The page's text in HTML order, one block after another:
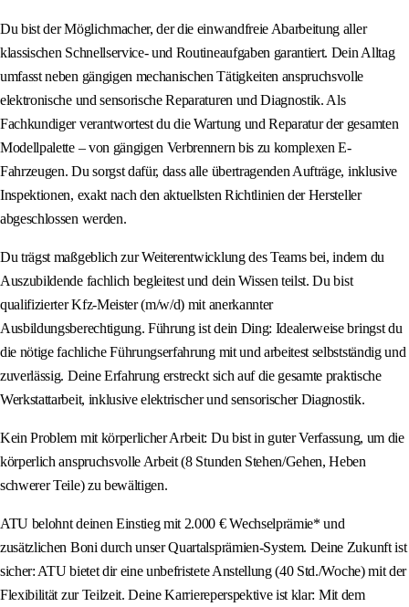
Du bist der Möglichmacher, der die einwandfreie Abarbeitung aller
klassischen Schnellservice- und Routineaufgaben garantiert. Dein Alltag
umfasst neben gängigen mechanischen Tätigkeiten anspruchsvolle
elektronische und sensorische Reparaturen und Diagnostik. Als
Fachkundiger verantwortest du die Wartung und Reparatur der gesamten
Modellpalette – von gängigen Verbrennern bis zu komplexen E-
Fahrzeugen. Du sorgst dafür, dass alle übertragenden Aufträge, inklusive
Inspektionen, exakt nach den aktuellsten Richtlinien der Hersteller
abgeschlossen werden.
Du trägst maßgeblich zur Weiterentwicklung des Teams bei, indem du
Auszubildende fachlich begleitest und dein Wissen teilst. Du bist
qualifizierter Kfz-Meister (m/w/d) mit anerkannter
Ausbildungsberechtigung. Führung ist dein Ding: Idealerweise bringst du
die nötige fachliche Führungserfahrung mit und arbeitest selbstständig und
zuverlässig. Deine Erfahrung erstreckt sich auf die gesamte praktische
Werkstattarbeit, inklusive elektrischer und sensorischer Diagnostik.
Kein Problem mit körperlicher Arbeit: Du bist in guter Verfassung, um die
körperlich anspruchsvolle Arbeit (8 Stunden Stehen/Gehen, Heben
schwerer Teile) zu bewältigen.
ATU belohnt deinen Einstieg mit 2.000 € Wechselprämie* und
zusätzlichen Boni durch unser Quartalsprämien-System. Deine Zukunft ist
sicher: ATU bietet dir eine unbefristete Anstellung (40 Std./Woche) mit der
Flexibilität zur Teilzeit. Deine Karriereperspektive ist klar: Mit dem